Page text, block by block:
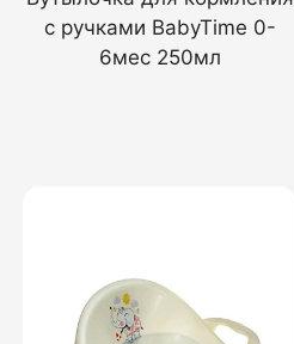
с ручками BabyTime 0-
6мес 250мл